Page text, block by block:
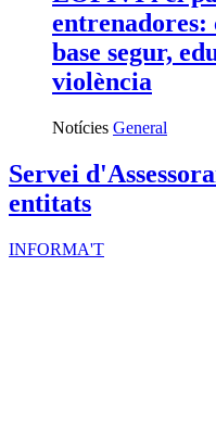
base segur,
violència
Notícies General
Servei
entitats
INFORMA'T